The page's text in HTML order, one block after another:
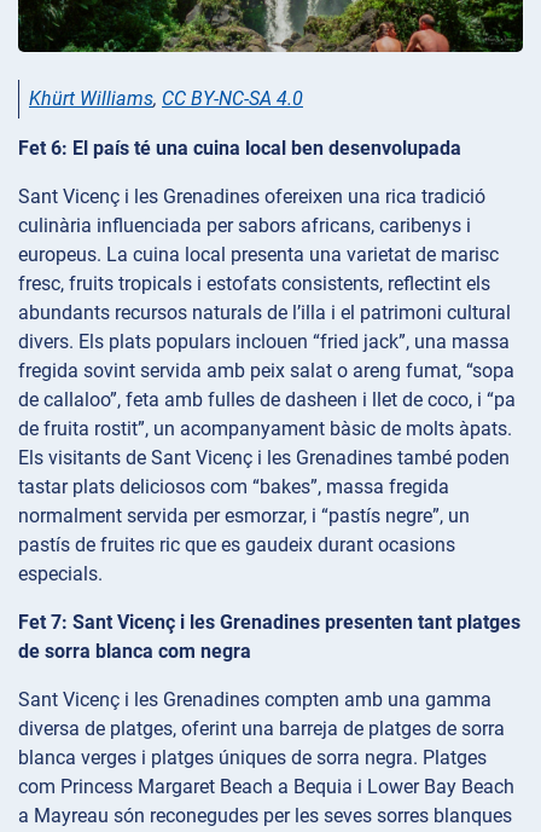
Khürt Williams, CC BY-NC-SA 4.0
Fet 6: El país té una cuina local ben desenvolupada
Sant Vicenç i les Grenadines ofereixen una rica tradició
culinària influenciada per sabors africans, caribenys i
europeus. La cuina local presenta una varietat de marisc
fresc, fruits tropicals i estofats consistents, reflectint els
abundants recursos naturals de l’illa i el patrimoni cultural
divers. Els plats populars inclouen “fried jack”, una massa
fregida sovint servida amb peix salat o areng fumat, “sopa
de callaloo”, feta amb fulles de dasheen i llet de coco, i “pa
de fruita rostit”, un acompanyament bàsic de molts àpats.
Els visitants de Sant Vicenç i les Grenadines també poden
tastar plats deliciosos com “bakes”, massa fregida
normalment servida per esmorzar, i “pastís negre”, un
pastís de fruites ric que es gaudeix durant ocasions
especials.
Fet 7: Sant Vicenç i les Grenadines presenten tant platges
de sorra blanca com negra
Sant Vicenç i les Grenadines compten amb una gamma
diversa de platges, oferint una barreja de platges de sorra
blanca verges i platges úniques de sorra negra. Platges
com Princess Margaret Beach a Bequia i Lower Bay Beach
a Mayreau són reconegudes per les seves sorres blanques